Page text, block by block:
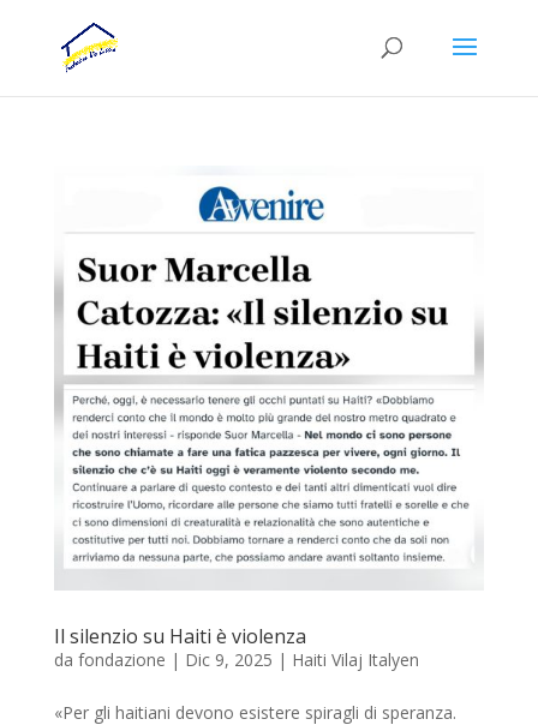
Il silenzio su Haiti è violenza
da fondazione | Dic 9, 2025 | Haiti Vilaj Italyen
«Per gli haitiani devono esistere spiragli di speranza.